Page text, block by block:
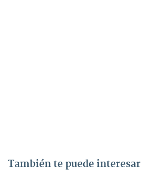
También te puede interesar